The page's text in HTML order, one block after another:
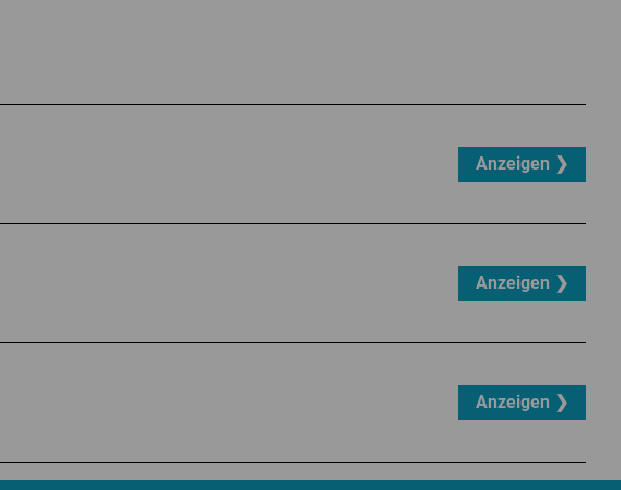
Anzeigen ❯
Anzeigen ❯
Anzeigen ❯